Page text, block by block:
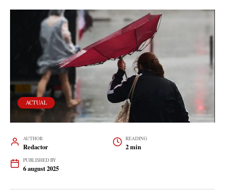
ACTUAL
AUTHOR
Redactor
READING
2 min
PUBLISHED BY
6 august 2025